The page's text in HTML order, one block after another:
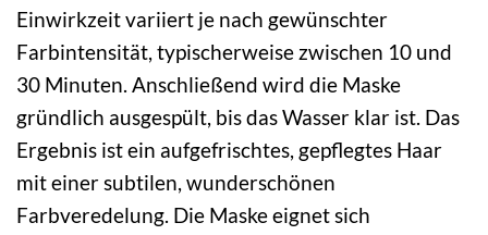
Einwirkzeit variiert je nach gewünschter
Farbintensität, typischerweise zwischen 10 und
30 Minuten. Anschließend wird die Maske
gründlich ausgespült, bis das Wasser klar ist. Das
Ergebnis ist ein aufgefrischtes, gepflegtes Haar
mit einer subtilen, wunderschönen
Farbveredelung. Die Maske eignet sich